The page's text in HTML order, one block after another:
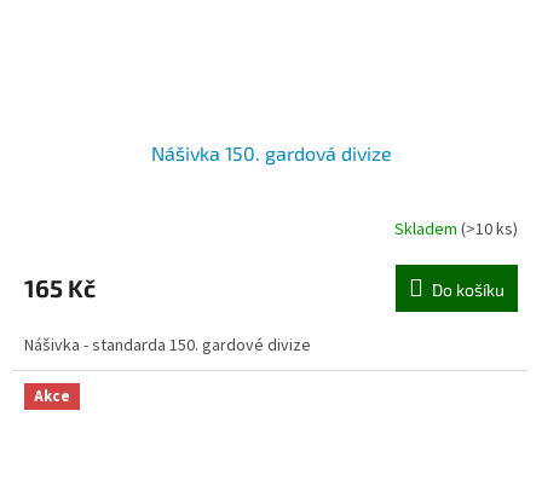
Nášivka 150. gardová divize
Skladem (>10 ks)
165 Kč Do košíku
Nášivka - standarda 150. gardové divize
Akce